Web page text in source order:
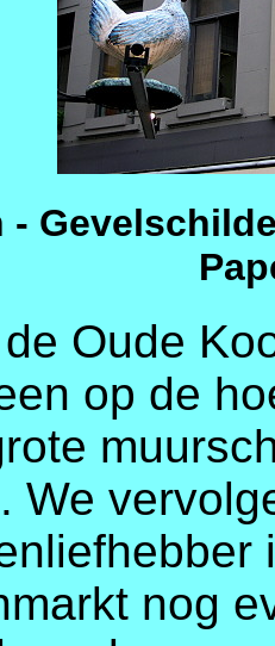
-
Oude
op de
We
nog